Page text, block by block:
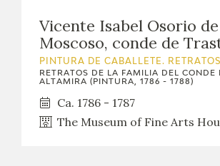
Vicente Isabel Osorio de
Moscoso, conde de
PINTURA DE CABALLETE. RETRATOS
RETRATOS DE LA FAMILIA DEL CONDE
ALTAMIRA (PINTURA, 1786 - 1788)
Ca. 1786 - 1787
The Museum of Fine Arts